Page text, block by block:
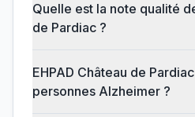
Quelle est la note qualité
de Pardiac ?
EHPAD Château de
personnes Alzheimer ?